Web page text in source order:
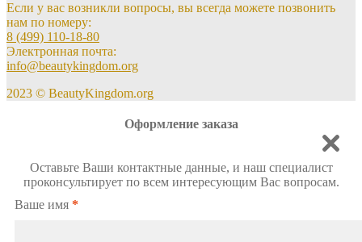
Если у вас возникли вопросы, вы всегда можете позвонить
нам по номеру:
8 (499) 110-18-80
Электронная почта:
info@beautykingdom.org
2023 © BeautyKingdom.org
Оформление заказа
Оставьте Ваши контактные данные, и наш специалист
проконсультирует по всем интересующим Вас вопросам.
Ваше имя *